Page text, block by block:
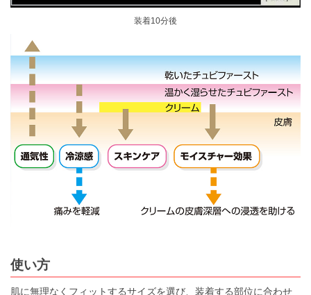
装着10分後
使い方
肌に無理なくフィットするサイズを選び、装着する部位に合わせ